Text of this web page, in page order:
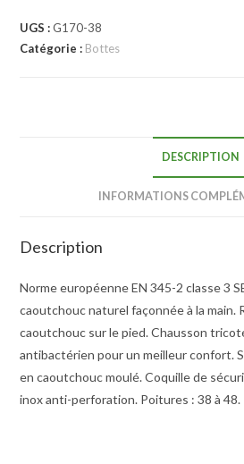
UGS :G170-38
Catégorie : Bottes
DESCRIPTION
INFORMATIONS
Description
Norme européenne EN 345-2 classe 3
caoutchouc naturel façonnée à la main.
caoutchouc sur le pied. Chausson
antibactérien pour un meilleur confort.
en caoutchouc moulé. Coquille de
inox anti-perforation. Poitures : 38 à 48.